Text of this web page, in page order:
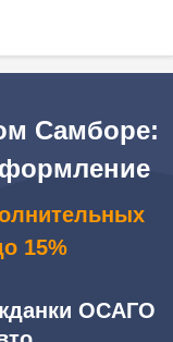
Самборе:
15%
ОСАГО